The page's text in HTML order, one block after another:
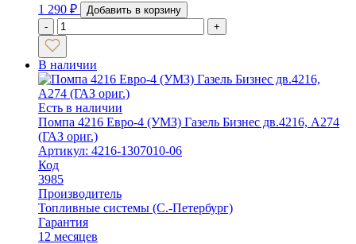
1 290 ₽
Добавить в корзину
-
+
В наличии
Есть в наличии
Помпа 4216 Евро-4 (УМЗ) Газель Бизнес дв.4216, А274
(ГАЗ ориг.)
Артикул: 4216-1307010-06
Код
3985
Производитель
Топливные системы (С.-Петербург)
Гарантия
12 месяцев